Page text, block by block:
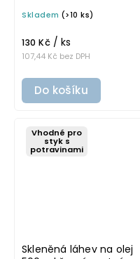
MONA
Skladem (>10 ks)
107,44 Kč bez DPH
130 Kč / ks
Do košíku
Vhodné pro
styk s
potravinami
Skleněná láhev na olej